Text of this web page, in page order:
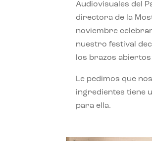
Audiovisuales del
directora de la
noviembre
nuestro festival
los brazos
Le pedimos que
ingredientes tiene
para ella.